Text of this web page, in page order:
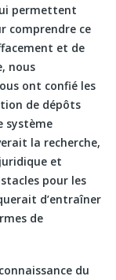
permettent
comprendre ce
et de
nous
ont confié les
de dépôts
système
la recherche,
et
pour les
d’entraîner
de
du